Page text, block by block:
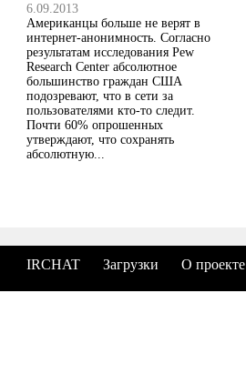
6.09.2013
Американцы больше не верят в
интернет-анонимность. Согласно
результатам исследования Pew
Research Center абсолютное
большинство граждан США
подозревают, что в сети за
пользователями кто-то следит.
Почти 60% опрошенных
утверждают, что сохранять
абсолютную...
IRCHAT Загрузки О проекте